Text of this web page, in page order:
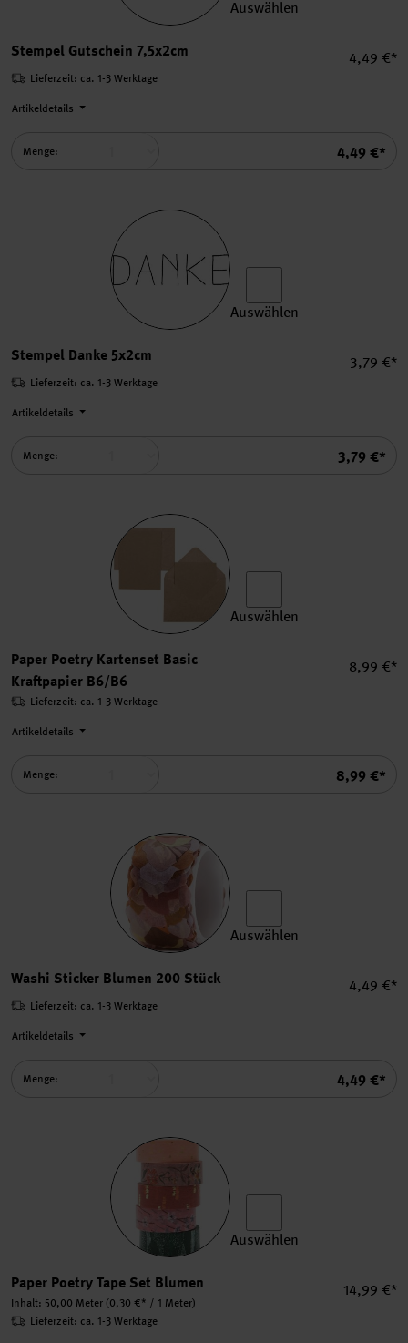
Auswählen
Stempel Gutschein 7,5x2cm
4,49 €*
Summe
4,49 €*
Lieferzeit: ca. 1-3 Werktage
Artikeldetails
Menge:
Auswählen
Stempel Danke 5x2cm
3,79 €*
Summe
3,79 €*
Lieferzeit: ca. 1-3 Werktage
Artikeldetails
Menge:
Auswählen
Paper Poetry Kartenset Basic
Kraftpapier B6/B6
8,99 €*
Summe
8,99 €*
Lieferzeit: ca. 1-3 Werktage
Artikeldetails
Menge:
Auswählen
Washi Sticker Blumen 200 Stück
4,49 €*
Summe
4,49 €*
Lieferzeit: ca. 1-3 Werktage
Artikeldetails
Menge:
Auswählen
Paper Poetry Tape Set Blumen
Inhalt: 50,00 Meter (0,30 €* / 1 Meter)
14,99 €*
Lieferzeit: ca. 1-3 Werktage